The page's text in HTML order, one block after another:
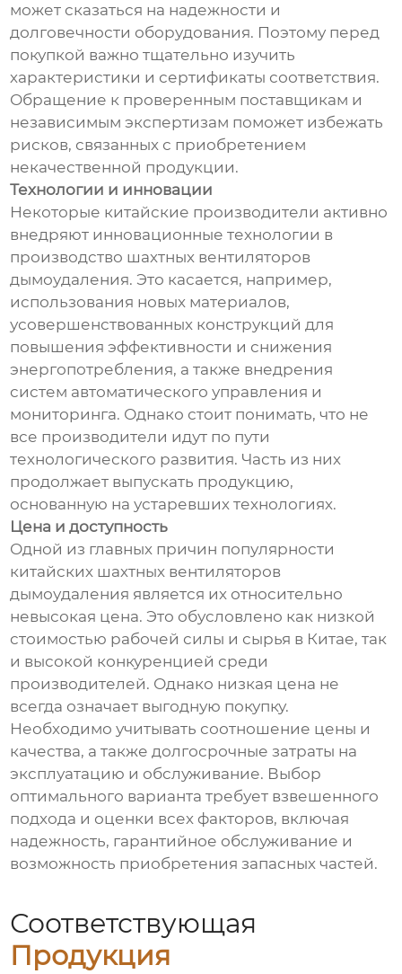
может сказаться на надежности и
долговечности оборудования. Поэтому перед
покупкой важно тщательно изучить
характеристики и сертификаты соответствия.
Обращение к проверенным поставщикам и
независимым экспертизам поможет избежать
рисков, связанных с приобретением
некачественной продукции.
Технологии и инновации
Некоторые китайские производители активно
внедряют инновационные технологии в
производство шахтных вентиляторов
дымоудаления. Это касается, например,
использования новых материалов,
усовершенствованных конструкций для
повышения эффективности и снижения
энергопотребления, а также внедрения
систем автоматического управления и
мониторинга. Однако стоит понимать, что не
все производители идут по пути
технологического развития. Часть из них
продолжает выпускать продукцию,
основанную на устаревших технологиях.
Цена и доступность
Одной из главных причин популярности
китайских шахтных вентиляторов
дымоудаления является их относительно
невысокая цена. Это обусловлено как низкой
стоимостью рабочей силы и сырья в Китае, так
и высокой конкуренцией среди
производителей. Однако низкая цена не
всегда означает выгодную покупку.
Необходимо учитывать соотношение цены и
качества, а также долгосрочные затраты на
эксплуатацию и обслуживание. Выбор
оптимального варианта требует взвешенного
подхода и оценки всех факторов, включая
надежность, гарантийное обслуживание и
возможность приобретения запасных частей.
Соответствующая
Продукция